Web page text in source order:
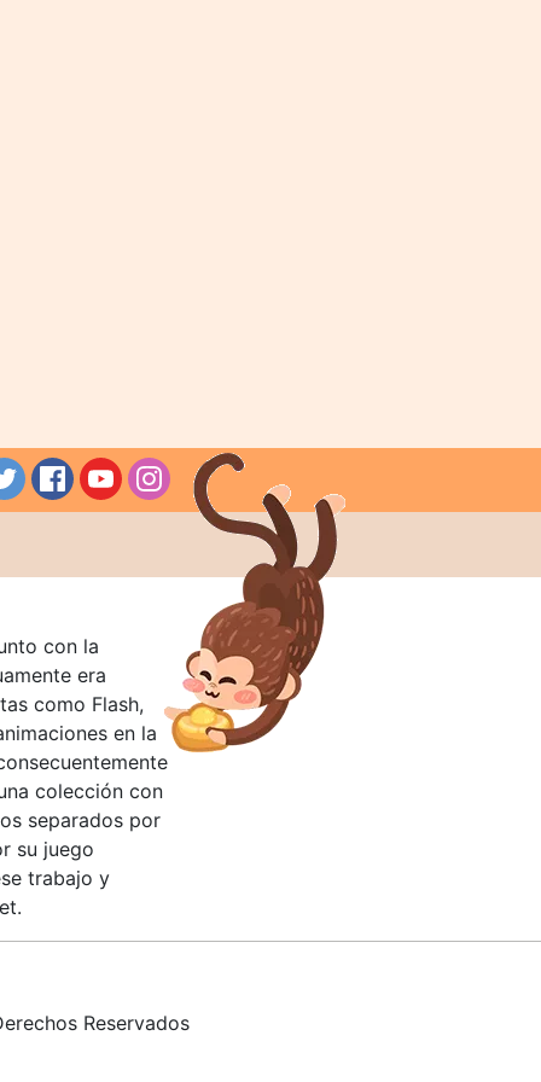
con la
era
como Flash,
en la
colección con
separados por
su juego
trabajo y
Reservados